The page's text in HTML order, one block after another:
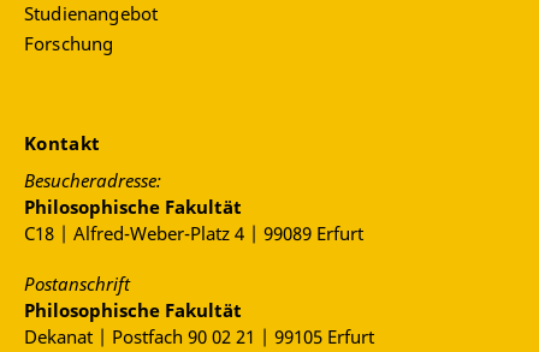
Studienangebot
Forschung
Kontakt
Besucheradresse:
Philosophische Fakultät
C18 | Alfred-Weber-Platz 4 | 99089 Erfurt
Postanschrift
Philosophische Fakultät
Dekanat | Postfach 90 02 21 | 99105 Erfurt